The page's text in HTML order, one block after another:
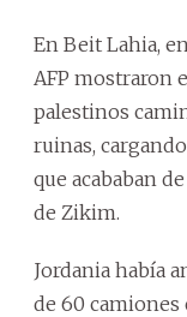
En Beit Lahia,
AFP mostraron
palestinos
ruinas,
que acababan
de Zikim.
Jordania había
de 60 camiones